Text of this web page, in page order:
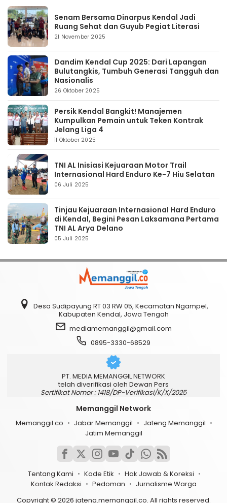
Senam Bersama Dinarpus Kendal Jadi
Ruang Sehat dan Guyub Pegiat Literasi
21 November 2025
Dandim Kendal Cup 2025: Dari Lapangan
Bulutangkis, Tumbuh Generasi Tangguh dan
Nasionalis
26 Oktober 2025
Persik Kendal Bangkit! Manajemen
Kumpulkan Pemain untuk Teken Kontrak
Jelang Liga 4
11 Oktober 2025
TNI AL Inisiasi Kejuaraan Motor Trail
Internasional Hard Enduro Ke-7 Hiu Selatan
06 Juli 2025
Tinjau Kejuaraan Internasional Hard Enduro
di Kendal, Begini Pesan Laksamana Pertama
TNI AL Arya Delano
05 Juli 2025
Desa Sudipayung RT 03 RW 05, Kecamatan Ngampel,
Kabupaten Kendal, Jawa Tengah
mediamemanggil@gmail.com
0895-3330-68529
PT. MEDIA MEMANGGIL NETWORK
telah diverifikasi oleh Dewan Pers
Sertifikat Nomor : 1418/DP-Verifikasi/K/X/2025
Memanggil Network
Memanggil.co Jabar Memanggil
Jateng Memanggil
Jatim Memanggil
Tentang Kami Kode Etik
Hak Jawab & Koreksi
Kontak Redaksi
Pedoman
Jurnalisme Warga
Copyright © 2026 jateng.memanggil.co. All rights reserved.